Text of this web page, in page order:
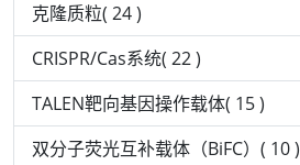
克隆质粒( 24 )
CRISPR/Cas系统( 22 )
TALEN靶向基因操作载体( 15 )
双分子荧光互补载体（BiFC）( 10 )